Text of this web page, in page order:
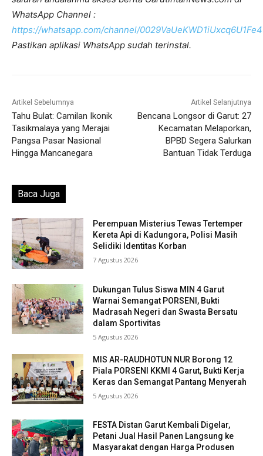
WhatsApp Channel :
https://whatsapp.com/channel/
Pastikan aplikasi WhatsApp sudah terinstal.
Artikel Sebelumnya
Tahu Bulat: Camilan Ikonik
Tasikmalaya yang Merajai
Pangsa Pasar Nasional
Hingga Mancanegara
Artikel Selanjutnya
Bencana Longsor di Garut: 27
Kecamatan Melaporkan,
BPBD Segera Salurkan
Bantuan Tidak Terduga
Baca Juga
Perempuan Misterius Tewas Tertemper
Kereta Api di Kadungora, Polisi Masih
Selidiki Identitas Korban
7 Agustus 2026
Dukungan Tulus Siswa MIN 4 Garut
Warnai Semangat PORSENI, Bukti
Madrasah Negeri dan Swasta Bersatu
dalam Sportivitas
5 Agustus 2026
MIS AR-RAUDHOTUN NUR Borong 12
Piala PORSENI KKMI 4 Garut, Bukti Kerja
Keras dan Semangat Pantang Menyerah
5 Agustus 2026
FESTA Distan Garut Kembali Digelar,
Petani Jual Hasil Panen Langsung ke
Masyarakat dengan Harga Produsen